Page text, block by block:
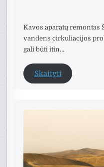
Kavos aparatų remontas
vandens cirkuliacijos
gali būti itin…
Skaityti